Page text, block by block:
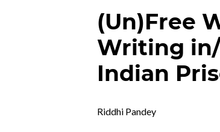
(Un)Free
Writing
Indian
Riddhi Pandey